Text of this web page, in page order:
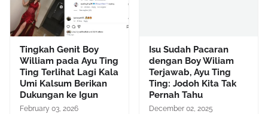
Tingkah Genit Boy
William pada Ayu Ting
Ting Terlihat Lagi Kala
Umi Kalsum Berikan
Dukungan ke Igun
February 03, 2026
Isu Sudah Pacaran
dengan Boy Wiliam
Terjawab, Ayu Ting
Ting: Jodoh Kita Tak
Pernah Tahu
December 02, 2025